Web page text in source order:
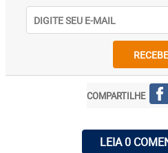
COMPARTILHE
LEIA 0